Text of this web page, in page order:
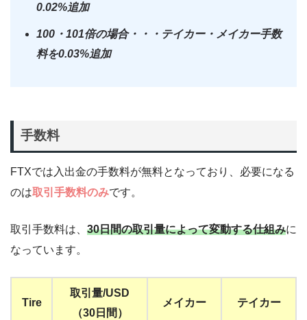
0.02%追加
100・101倍の場合・・・テイカー・メイカー手数
料を0.03%追加
手数料
FTXでは入出金の手数料が無料となっており、必要になる
のは取引手数料のみです。
取引手数料は、 30日間の取引量によって変動する仕組みに
なっています。
Tire
取引量/USD
（30日間）
メイカー テイカー